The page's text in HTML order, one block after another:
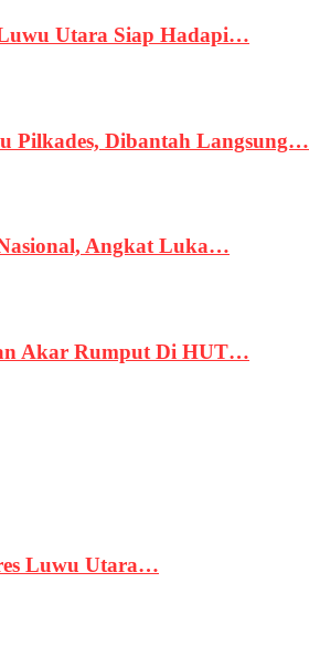
Utara Siap Hadapi…
Pilkades, Dibantah Langsung…
Angkat Luka…
Akar Rumput Di HUT…
Luwu Utara…